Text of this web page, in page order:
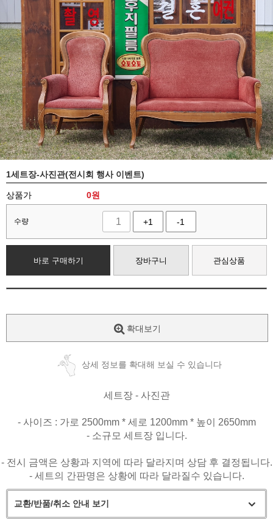
1세트장-사진관(전시회 행사 이벤트)
상품가 0원
수량 +1 -1
바로 구매하기 장바구니 관심상품
확대보기
상세 정보를 확대해 보실 수 있습니다
세트장 - 사진관
- 사이즈 : 가로 2500mm * 세로 1200mm * 높이 2650mm
- 소규모 세트장 입니다.
- 전시 금액은 상황과 지역에 따라 달라지며 상담 후 결정됩니다.
- 세트의 간판명은 상황에 따라 달라질수 있습니다.
교환/반품/취소 안내 보기